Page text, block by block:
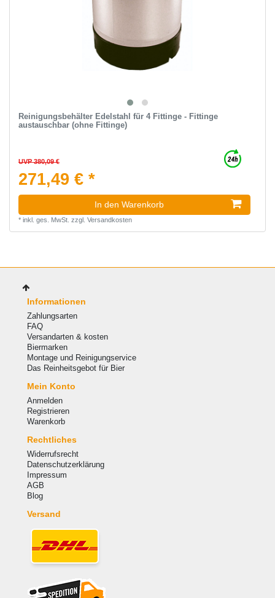
Reinigungsbehälter Edelstahl für 4 Fittinge - Fittinge
austauschbar (ohne Fittinge)
UVP 380,09 €
271,49 € *
In den Warenkorb
* inkl. ges. MwSt. zzgl. Versandkosten
Informationen
Zahlungsarten
FAQ
Versandarten & kosten
Biermarken
Montage und Reinigungservice
Das Reinheitsgebot für Bier
Mein Konto
Anmelden
Registrieren
Warenkorb
Rechtliches
Widerrufsrecht
Datenschutzerklärung
Impressum
AGB
Blog
Versand